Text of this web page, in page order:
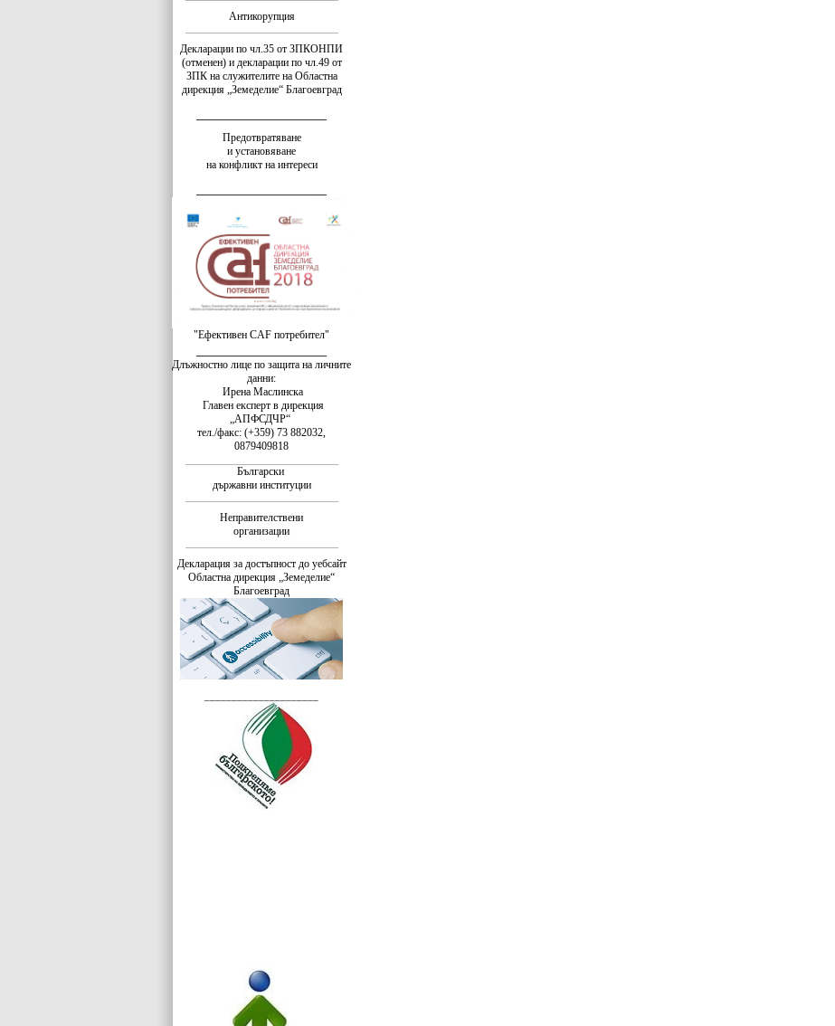
Антикорупция
Декларации по чл.35 от ЗПКОНПИ
(отменен) и декларации по чл.49 от
ЗПК на служителите на Областна
дирекция „Земеделие“ Благоевград
Предотвратяване
и установяване
на конфликт на интереси
"Ефективен CAF потребител"
Длъжностно лице по защита на личните
данни:
Ирена Маслинска
Главен експерт в дирекция
„АПФСДЧР“
тел./факс: (+359) 73 882032,
0879409818
Български
държавни институции
Неправителствени
организации
Декларация за достъпност до уебсайт
Областна дирекция „Земеделие“
Благоевград